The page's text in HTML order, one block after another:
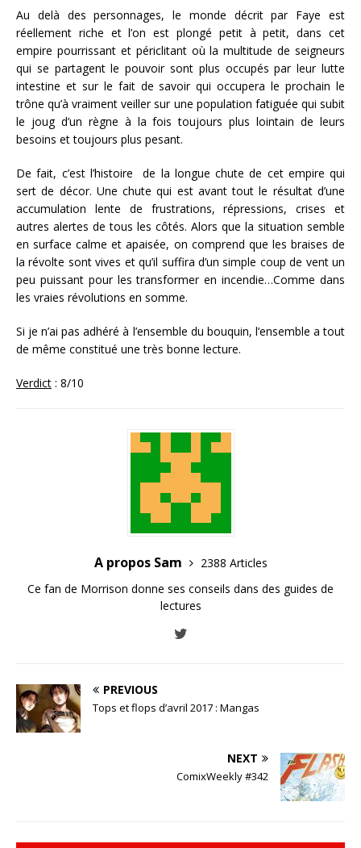
Au delà des personnages, le monde décrit par Faye est
réellement riche et l’on est plongé petit à petit, dans cet
empire pourrissant et périclitant où la multitude de seigneurs
qui se partagent le pouvoir sont plus occupés par leur lutte
intestine et sur le fait de savoir qui occupera le prochain le
trône qu’à vraiment veiller sur une population fatiguée qui subit
le joug d’un règne à la fois toujours plus lointain de leurs
besoins et toujours plus pesant.
De fait, c’est l’histoire de la longue chute de cet empire qui
sert de décor. Une chute qui est avant tout le résultat d’une
accumulation lente de frustrations, répressions, crises et
autres alertes de tous les côtés. Alors que la situation semble
en surface calme et apaisée, on comprend que les braises de
la révolte sont vives et qu’il suffira d’un simple coup de vent un
peu puissant pour les transformer en incendie…Comme dans
les vraies révolutions en somme.
Si je n’ai pas adhéré à l’ensemble du bouquin, l’ensemble a tout
de même constitué une très bonne lecture.
Verdict : 8/10
A propos Sam
2388 Articles
Ce fan de Morrison donne ses conseils dans des guides de
lectures
PREVIOUS
Tops et flops d’avril 2017 : Mangas
NEXT
ComixWeekly #342